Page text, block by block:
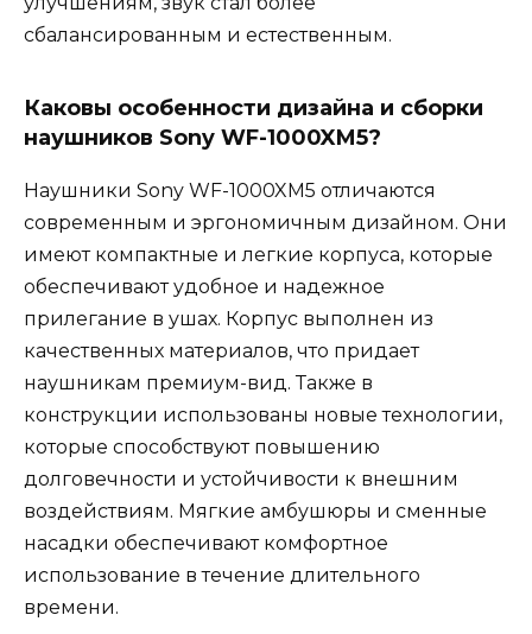
сбалансированным и естественным.
Каковы особенности дизайна и сборки
наушников Sony WF-1000XM5?
Наушники Sony WF-1000XM5 отличаются
современным и эргономичным дизайном. Они
имеют компактные и легкие корпуса, которые
обеспечивают удобное и надежное
прилегание в ушах. Корпус выполнен из
качественных материалов, что придает
наушникам премиум-вид. Также в
конструкции использованы новые технологии,
которые способствуют повышению
долговечности и устойчивости к внешним
воздействиям. Мягкие амбушюры и сменные
насадки обеспечивают комфортное
использование в течение длительного
времени.